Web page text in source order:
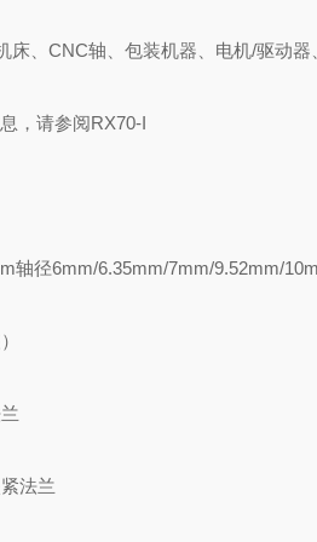
床、CNC轴、包装机器、电机/驱动
，请参阅RX70-I
轴径6mm/6.35mm/7mm/9.52mm/
法兰